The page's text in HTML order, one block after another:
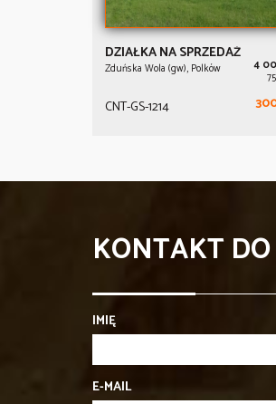
DZIAŁKA NA SPRZEDAŻ
Zduńska Wola (gw), Polków 4
CNT-GS-1214
KONTAKT
IMIĘ
E-MAIL